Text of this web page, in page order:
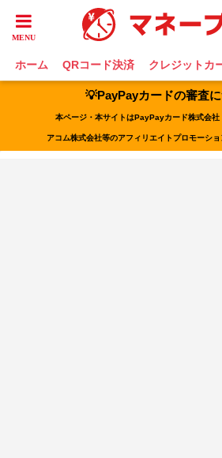
ホーム QRコード決済 クレジットカ
💡PayPayカードの審査
本ページ・本サイトはPayPayカード株式会社
アコム株式会社等のアフィリエイトプロモーショ